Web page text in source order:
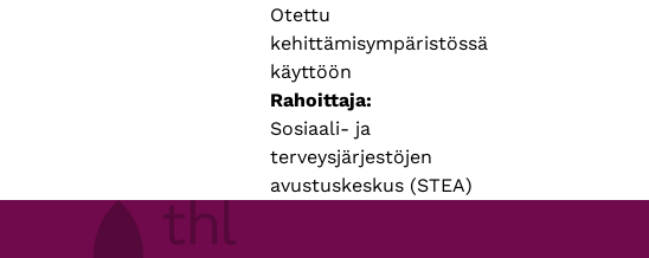
Otettu
kehittämisympäristössä
käyttöön
Rahoittaja
Sosiaali- ja
terveysjärjestöjen
avustuskeskus (STEA)